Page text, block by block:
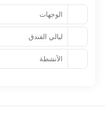
الوجهات
ليالي الفندق
الأنشطة